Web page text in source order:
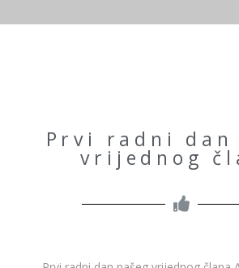
O
Prvi radni dan
vrijednog